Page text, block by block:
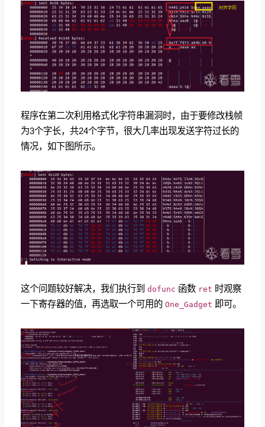
程序在第二次利用格式化字符串漏洞时，由于要修改栈帧
为3个字长，共24个字节，很大几率出现发送字符过长的
情况，如下图所示。
这个问题较好解决，我们执行到 dofunc 函数 ret 时观察
一下寄存器的值，再选取一个可用的 One_Gadget 即可。